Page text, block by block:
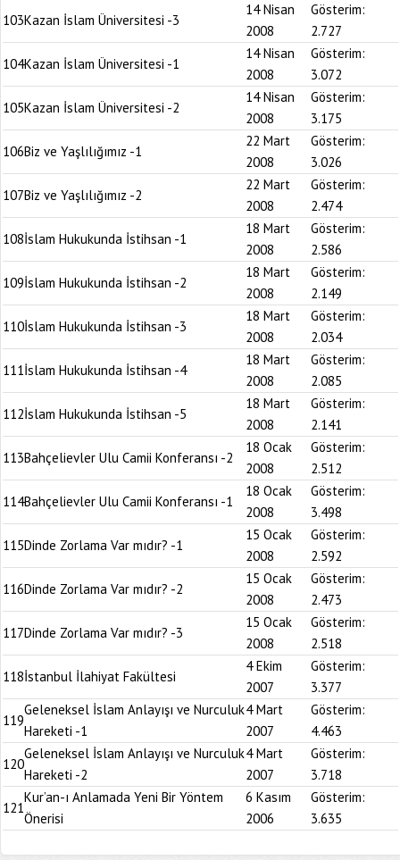
103Kazan İslam Üniversitesi -3
14 Nisan
2008
Gösterim:
2.727
104Kazan İslam Üniversitesi -1
14 Nisan
2008
Gösterim:
3.072
105Kazan İslam Üniversitesi -2
14 Nisan
2008
Gösterim:
3.175
106Biz ve Yaşlılığımız -1
22 Mart
2008
Gösterim:
3.026
107Biz ve Yaşlılığımız -2
22 Mart
2008
Gösterim:
2.474
108İslam Hukukunda İstihsan -1
18 Mart
2008
Gösterim:
2.586
109İslam Hukukunda İstihsan -2
18 Mart
2008
Gösterim:
2.149
110İslam Hukukunda İstihsan -3
18 Mart
2008
Gösterim:
2.034
111İslam Hukukunda İstihsan -4
18 Mart
2008
Gösterim:
2.085
112İslam Hukukunda İstihsan -5
18 Mart
2008
Gösterim:
2.141
113Bahçelievler Ulu Camii Konferansı -2
18 Ocak
2008
Gösterim:
2.512
114Bahçelievler Ulu Camii Konferansı -1
18 Ocak
2008
Gösterim:
3.498
115Dinde Zorlama Var mıdır? -1
15 Ocak
2008
Gösterim:
2.592
116Dinde Zorlama Var mıdır? -2
15 Ocak
2008
Gösterim:
2.473
117Dinde Zorlama Var mıdır? -3
15 Ocak
2008
Gösterim:
2.518
118İstanbul İlahiyat Fakültesi
4 Ekim
2007
Gösterim:
3.377
119
Geleneksel İslam Anlayışı ve Nurculuk
Hareketi -1
4 Mart
2007
Gösterim:
4.463
120
Geleneksel İslam Anlayışı ve Nurculuk
Hareketi -2
4 Mart
2007
Gösterim:
3.718
121
Kur’an-ı Anlamada Yeni Bir Yöntem
Önerisi
6 Kasım
2006
Gösterim:
3.635